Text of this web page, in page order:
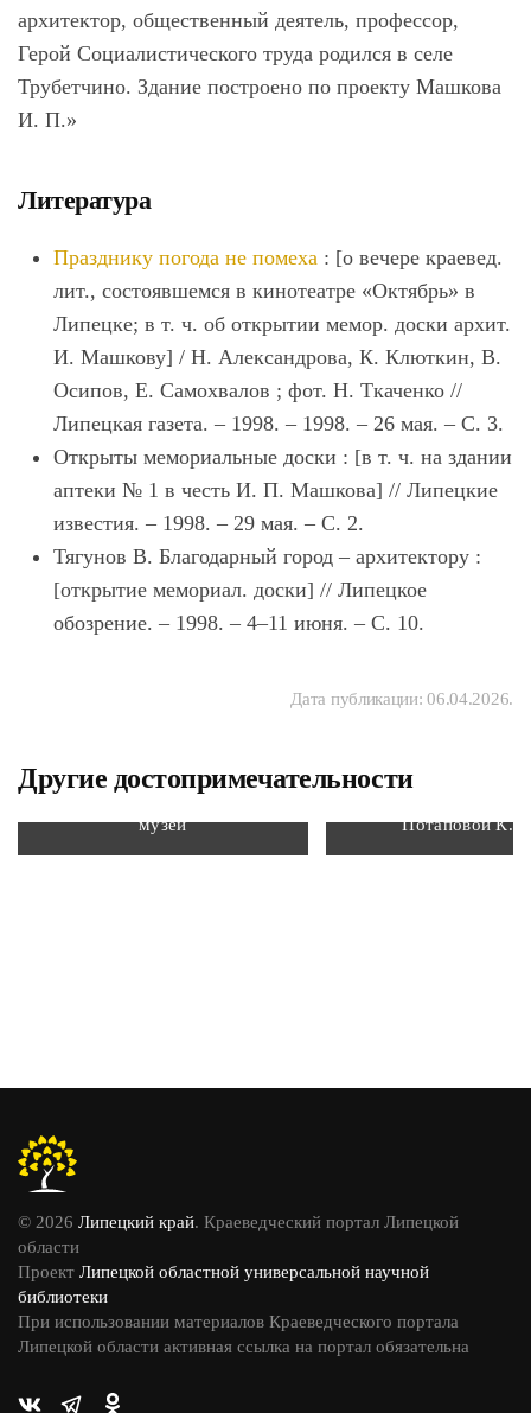
архитектор, общественный деятель, профессор,
Герой Социалистического труда родился в селе
Трубетчино. Здание построено по проекту Машкова
И. П.»
Литература
Празднику погода не помеха : [о вечере краевед.
лит., состоявшемся в кинотеатре «Октябрь» в
Липецке; в т. ч. об открытии мемор. доски архит.
И. Машкову] / Н. Александрова, К. Клюткин, В.
Осипов, Е. Самохвалов ; фот. Н. Ткаченко //
Липецкая газета. – 1998. – 1998. – 26 мая. – С. 3.
Открыты мемориальные доски : [в т. ч. на здании
аптеки № 1 в честь И. П. Машкова] // Липецкие
известия. – 1998. – 29 мая. – С. 2.
Тягунов В. Благодарный город – архитектору :
[открытие мемориал. доски] // Липецкое
обозрение. – 1998. – 4–11 июня. – С. 10.
Дата публикации:06.04.2026.
Другие достопримечательности
Становлянский краеведческий
музей
Потаповой К.
© 2026 Липецкий край. Краеведческий портал Липецкой
области
Проект Липецкой областной универсальной научной
библиотеки
При использовании материалов Краеведческого портала
Липецкой области активная ссылка на портал обязательна